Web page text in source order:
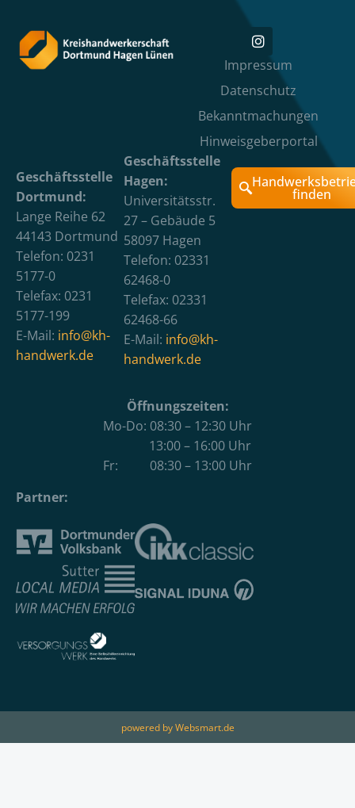
Impressum
Datenschutz
Bekanntmachungen
Hinweisgeberportal
Geschäftsstelle
Dortmund:
Lange Reihe 62
44143 Dortmund
Telefon: 0231
5177-0
Telefax: 0231
5177-199
E-Mail: info@kh-
handwerk.de
Geschäftsstelle
Hagen:
Universitätsstr.
27 – Gebäude 5
58097 Hagen
Telefon: 02331
62468-0
Telefax: 02331
62468-66
E-Mail: info@kh-
handwerk.de
finden
Öffnungszeiten:
Mo-Do: 08:30 – 12:30 Uhr
13:00 – 16:00 Uhr
Fr: 08:30 – 13:00 Uhr
Partner:
powered by Websmart.de